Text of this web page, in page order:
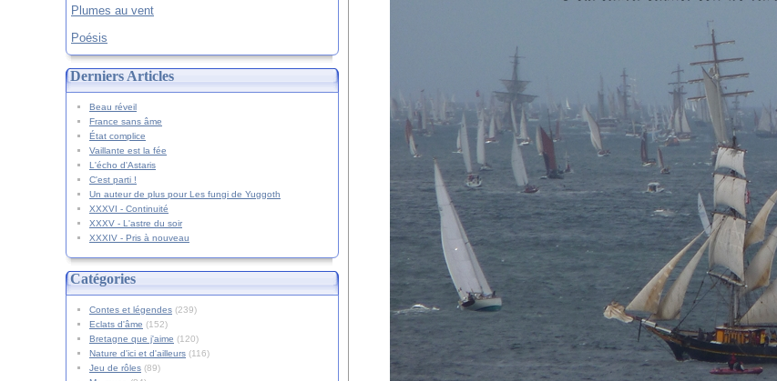
Plumes au vent
Poésis
Derniers Articles
Beau réveil
France sans âme
État complice
Vaillante est la fée
L'écho d'Astaris
C'est parti !
Un auteur de plus pour Les fungi de Yuggoth
XXXVI - Continuité
XXXV - L'astre du soir
XXXIV - Pris à nouveau
Catégories
Contes et légendes (239)
Eclats d'âme (152)
Bretagne que j'aime (120)
Nature d'ici et d'ailleurs (116)
Jeu de rôles (89)